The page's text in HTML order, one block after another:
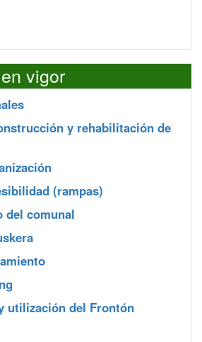
vigor
y rehabilitación de
(rampas)
del comunal
utilización del Frontón